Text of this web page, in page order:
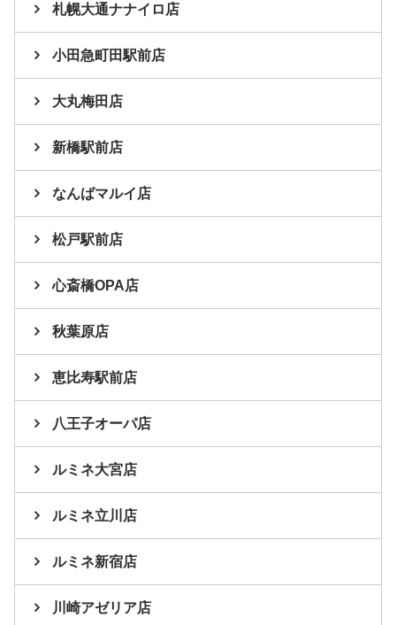
札幌大通ナナイロ店
小田急町田駅前店
大丸梅田店
新橋駅前店
なんばマルイ店
松戸駅前店
心斎橋OPA店
秋葉原店
恵比寿駅前店
八王子オーパ店
ルミネ大宮店
ルミネ立川店
ルミネ新宿店
川崎アゼリア店